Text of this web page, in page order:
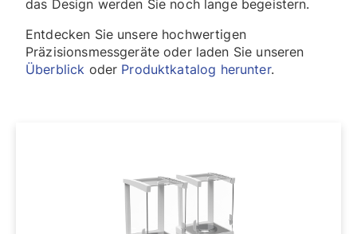
das Design werden Sie noch lange begeistern.
Entdecken Sie unsere hochwertigen
Präzisionsmessgeräte oder laden Sie unseren
Überblick oder Produktkatalog herunter.